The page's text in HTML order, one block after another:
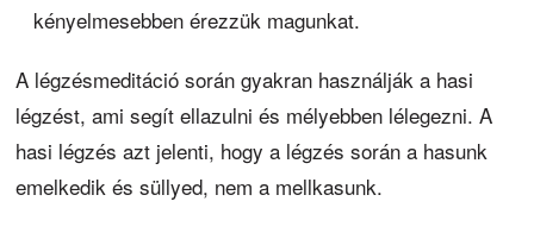
kényelmesebben érezzük magunkat.
A légzésmeditáció során gyakran használják a hasi
légzést, ami segít ellazulni és mélyebben lélegezni. A
hasi légzés azt jelenti, hogy a légzés során a hasunk
emelkedik és süllyed, nem a mellkasunk.